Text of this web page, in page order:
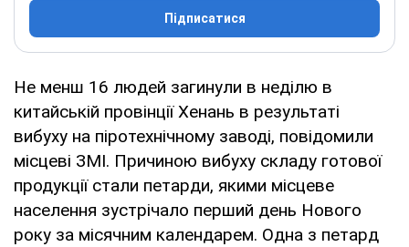
Підписатися
Не менш 16 людей загинули в неділю в
китайській провінції Хенань в результаті
вибуху на піротехнічному заводі, повідомили
місцеві ЗМІ. Причиною вибуху складу готової
продукції стали петарди, якими місцеве
населення зустрічало перший день Нового
року за місячним календарем. Одна з петард